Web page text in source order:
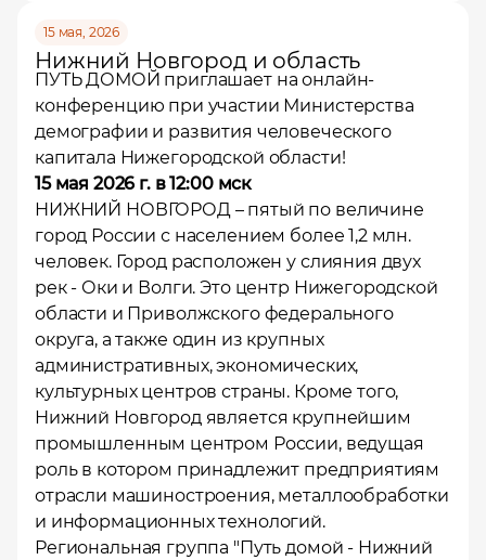
15 мая, 2026
Нижний Новгород и область
ПУТЬ ДОМОЙ приглашает на онлайн-
конференцию при участии Министерства
демографии и развития человеческого
капитала Нижегородской области!
15 мая 2026 г. в 12:00 мск
НИЖНИЙ НОВГОРОД– пятый по величине
город России с населением более 1,2 млн.
человек. Город расположен у слияния двух
рек - Оки и Волги. Это центр Нижегородской
области и Приволжского федерального
округа, а также один из крупных
административных, экономических,
культурных центров страны. Кроме того,
Нижний Новгород является крупнейшим
промышленным центром России, ведущая
роль в котором принадлежит предприятиям
отрасли машиностроения, металлообработки
и информационных технологий.
Региональная группа "Путь домой - Нижний